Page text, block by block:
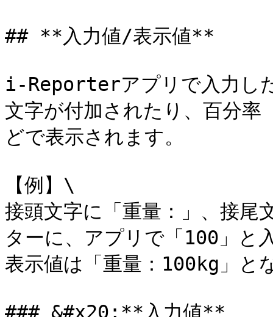
## **入力値/表示値**
i-Reporterアプリで入力し
文字が付加されたり、百分率
どで表示されます。
【例】\
接頭文字に「重量：」、接尾
ターに、アプリで「100」と
表示値は「重量：100kg」と
### &#x20;**入力値**